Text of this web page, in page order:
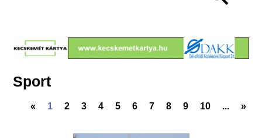
Sport
« 1 2 3 4 5 6 7 8 9 10 ... »